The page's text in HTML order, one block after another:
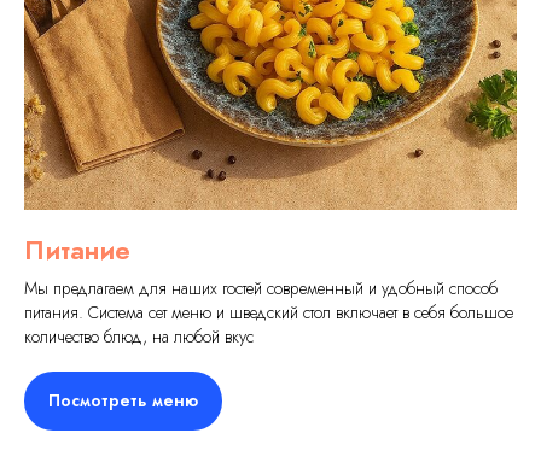
Питание
Мы предлагаем для наших гостей современный и удобный способ
питания. Система сет меню и шведский стол включает в себя большое
количество блюд, на любой вкус
Посмотреть меню